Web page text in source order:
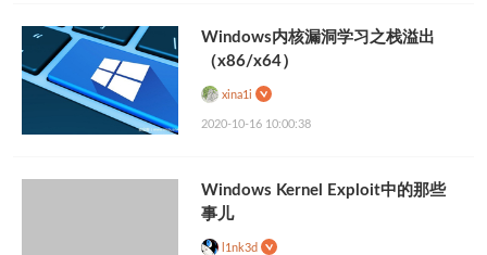
Windows内核漏洞学习之栈溢出
（x86/x64）
xina1i
2020-10-16 10:00:38
Windows Kernel Exploit中的那些
事儿
l1nk3d